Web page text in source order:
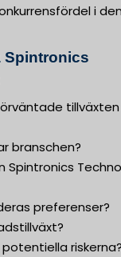
i
Spintronics
branschen?
Spintronics
preferenser?